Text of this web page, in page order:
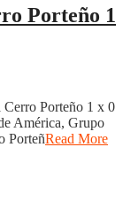
Porteño 1
Cerro Porteño 1 x 0
América, Grupo
PorteñRead More